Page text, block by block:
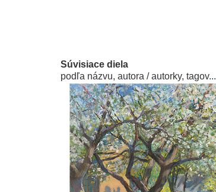
Súvisiace diela
podľa názvu, autora / autorky, tagov...